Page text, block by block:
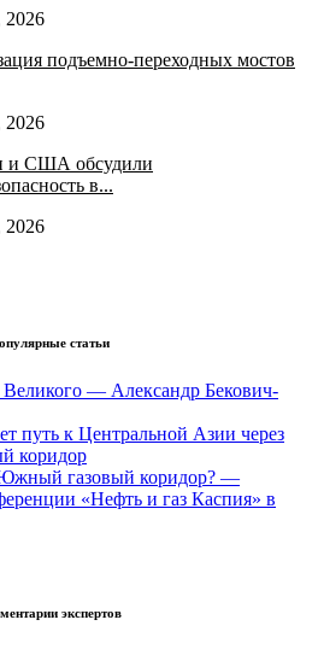
2026
подъемно-переходных мостов
2026
и США обсудили
в...
2026
статьи
— Александр Бекович-
путь к Центральной Азии через
коридор
Южный газовый коридор? —
«Нефть и газ Каспия» в
экспертов